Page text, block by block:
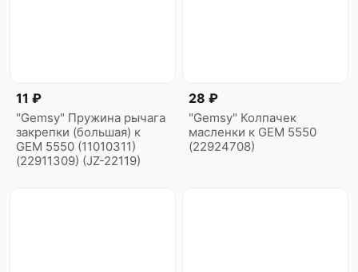
11 ₽
"Gemsy" Пружина рычага
закрепки (большая) к
GEM 5550 (11010311)
(22911309) (JZ-22119)
28 ₽
"Gemsy" Колпачек
масленки к GEM 5550
(22924708)